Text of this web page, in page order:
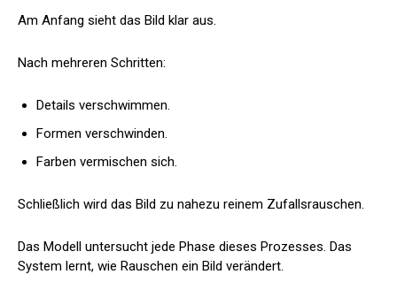
Am Anfang sieht das Bild klar aus.
Nach mehreren Schritten:
Details verschwimmen.
Formen verschwinden.
Farben vermischen sich.
Schließlich wird das Bild zu nahezu reinem Zufallsrauschen.
Das Modell untersucht jede Phase dieses Prozesses. Das
System lernt, wie Rauschen ein Bild verändert.